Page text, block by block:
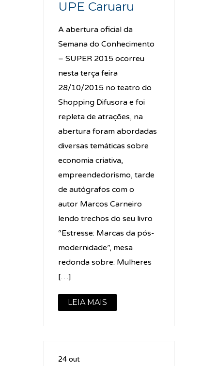
UPE Caruaru
A abertura oficial da
Semana do Conhecimento
– SUPER 2015 ocorreu
nesta terça feira
28/10/2015 no teatro do
Shopping Difusora e foi
repleta de atrações, na
abertura foram abordadas
diversas temáticas sobre
economia criativa,
empreendedorismo, tarde
de autógrafos com o
autor Marcos Carneiro
lendo trechos do seu livro
“Estresse: Marcas da pós-
modernidade”, mesa
redonda sobre: Mulheres
[…]
LEIA MAIS
24 out